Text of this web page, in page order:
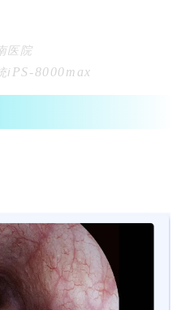
医院
iPS-8000max